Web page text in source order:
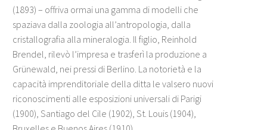
(1893) – offriva ormai una gamma di modelli che
spaziava dalla zoologia all’antropologia, dalla
cristallografia alla mineralogia. Il figlio, Reinhold
Brendel, rilevò l’impresa e trasferì la produzione a
Grünewald, nei pressi di Berlino. La notorietà e la
capacità imprenditoriale della ditta le valsero nuovi
riconoscimenti alle esposizioni universali di Parigi
(1900), Santiago del Cile (1902), St. Louis (1904),